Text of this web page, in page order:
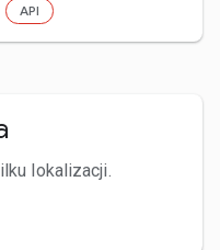
API
lokalizacji.